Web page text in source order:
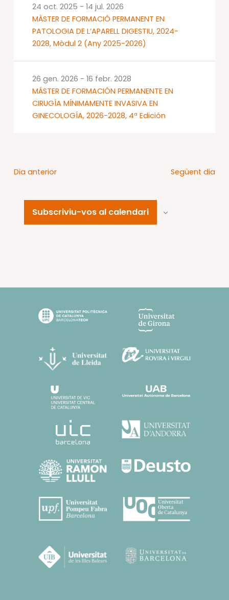
MÀSTER DE FORMACIÓ PERMANENT EN
PATOLOGIA DE L’APARELL DIGESTIU, 2024-
2028, Mòdul 2 (Any 2025-2026)
24 oct. 2025 - 14 jul. 2026
MÁSTER DE FORMACIÓN PERMANENTE EN
CIRUGÍA MÍNIMAMENTE INVASIVA EN
GINECOLOGÍA, 2026-2028, 4ª Edición
26 gen. 2026 - 16 febr. 2028
Dia anterior Següent dia
Subscriviu-vos al calendari